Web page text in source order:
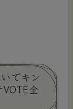
でキン
全